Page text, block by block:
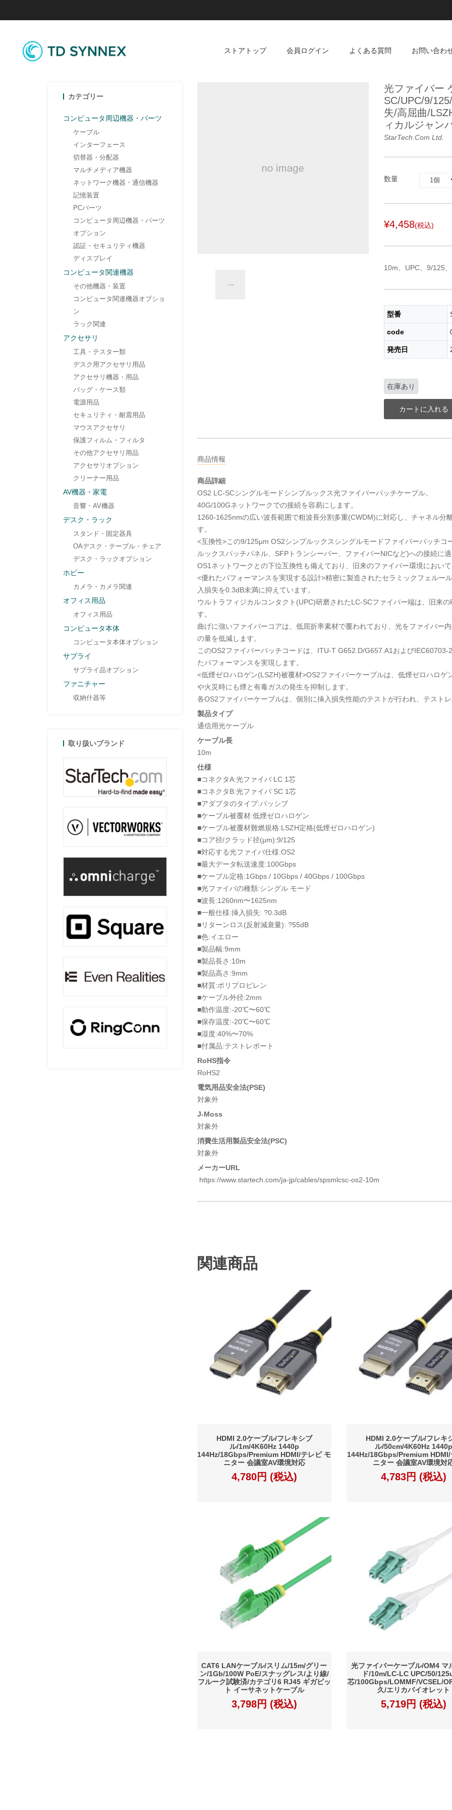
ストアトップ 会員ログイン よくある質問 お問い合わ
光ファイバー
SC/UPC/9/
失/高屈曲/
ィカルジャン
StarTech.com Ltd.
数量
¥4,458(税込)
10m、UPC、9/125
型番
code
発売日
在庫あり
カートに入れる
商品情報
商品詳細
OS2 LC-SCシングルモードシンプルックス光ファイバーパッチケーブル。
40G/100Gネットワークでの接続を容易にします。
1260-1625nmの広い波長範囲で粗波長分割多重(CWDM)に対応し、チャネル分
す。
<互換性>この9/125μm OS2シンプルックスシングルモードファイバーパッチ
ルックスパッチパネル、SFPトランシーバー、ファイバーNICなど)への接続に適
OS1ネットワークとの下位互換性も備えており、旧来のファイバー環境におい
<優れたパフォーマンスを実現する設計>精密に製造されたセラミックフェルー
入損失を0.3dB未満に抑えています。
ウルトラフィジカルコンタクト(UPC)研磨されたLC-SCファイバー端は、旧来
す。
曲げに強いファイバーコアは、低屈折率素材で覆われており、光をファイバー
の量を低減します。
このOS2ファイバーパッチコードは、ITU-T G652.D/G657.A1および
たパフォーマンスを実現します。
<低煙ゼロハロゲン(LSZH)被覆材>OS2ファイバーケーブルは、低煙ゼロハロ
や火災時にも煙と有毒ガスの発生を抑制します。
各OS2ファイバーケーブルは、個別に挿入損失性能のテストが行われ、テストレ
製品タイプ
通信用光ケーブル
ケーブル長
10m
仕様
■コネクタA:光ファイバ LC 1芯
■コネクタB:光ファイバ SC 1芯
■アダプタのタイプ:パッシブ
■ケーブル被覆材:低煙ゼロハロゲン
■ケーブル被覆材難燃規格:LSZH定格(低煙ゼロハロゲン)
■コア径/クラッド径(μm):9/125
■対応する光ファイバ仕様:OS2
■最大データ転送速度:100Gbps
■ケーブル定格:1Gbps / 10Gbps / 40Gbps / 100Gbps
■光ファイバの種類:シングル モード
■波長:1260nm〜1625nm
■一般仕様:挿入損失: ?0.3dB
■リターンロス(反射減衰量): ?55dB
■色:イエロー
■製品幅:9mm
■製品長さ:10m
■製品高さ:9mm
■材質:ポリプロピレン
■ケーブル外径:2mm
■動作温度:-20℃〜60℃
■保存温度:-20℃〜60℃
■湿度:40%〜70%
■付属品:テストレポート
RoHS指令
RoHS2
電気用品安全法(PSE)
対象外
J-Moss
対象外
消費生活用製品安全法(PSC)
対象外
メーカーURL
https://www.startech.com/ja-jp/cables/spsmlcsc-os2-10m
関連商品
HDMI 2.0ケーブル/フレキシブ
ル/1m/4K60Hz 1440p
144Hz/18Gbps/Premium HDMI/テレビ モ
ニター 会議室AV環境対応
4,780円 (税込)
HDMI 2.0ケーブル/フレキ
ル/50cm/4K60Hz 1440p
144Hz/18Gbps/Premium HDMI/
ニター 会議室AV環境対
4,783円 (税込)
CAT6 LANケーブル/スリム/15m/グリー
ン/1Gb/100W PoE/スナッグレス/より線/
フルーク試験済/カテゴリ6 RJ45 ギガビッ
ト イーサネットケーブル
3,798円 (税込)
光ファイバーケーブル/OM4 マ
ド/10m/LC-LC UPC/50/
芯/100Gbps/LOMMF/VCSEL/
久/エリカバイオレット
5,719円 (税込)
カテゴリー
コンピュータ周辺機器・パーツ
ケーブル
インターフェース
切替器・分配器
マルチメディア機器
ネットワーク機器・通信機器
記憶装置
PCパーツ
コンピュータ周辺機器・パーツ
オプション
認証・セキュリティ機器
ディスプレイ
コンピュータ関連機器
その他機器・装置
コンピュータ関連機器オプショ
ン
ラック関連
アクセサリ
工具・テスター類
デスク用アクセサリ用品
アクセサリ機器・用品
バッグ・ケース類
電源用品
セキュリティ・耐震用品
マウスアクセサリ
保護フィルム・フィルタ
その他アクセサリ用品
アクセサリオプション
クリーナー用品
AV機器・家電
音響・AV機器
デスク・ラック
スタンド・固定器具
OAデスク・テーブル・チェア
デスク・ラックオプション
ホビー
カメラ・カメラ関連
オフィス用品
オフィス用品
コンピュータ本体
コンピュータ本体オプション
サプライ
サプライ品オプション
ファニチャー
収納什器等
取り扱いブランド